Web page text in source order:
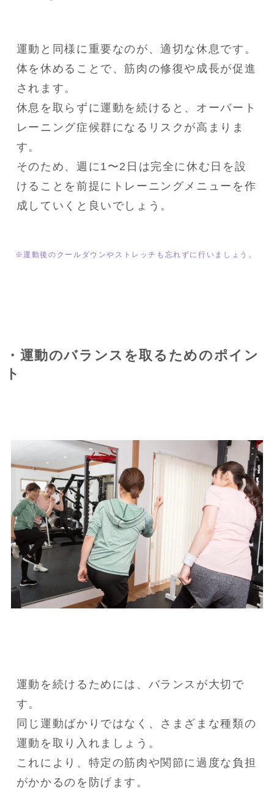
運動と同様に重要なのが、適切な休息です。
体を休めることで、筋肉の修復や成長が促進
されます。
休息を取らずに運動を続けると、オーバート
レーニング症候群になるリスクが高まりま
す。
そのため、週に1〜2日は完全に休む日を設
けることを前提にトレーニングメニューを作
成していくと良いでしょう。
※運動後のクールダウンやストレッチも忘れずに行いましょう。
・運動のバランスを取るためのポイン
ト
運動を続けるためには、バランスが大切で
す。
同じ運動ばかりではなく、さまざまな種類の
運動を取り入れましょう。
これにより、特定の筋肉や関節に過度な負担
がかかるのを防げます。